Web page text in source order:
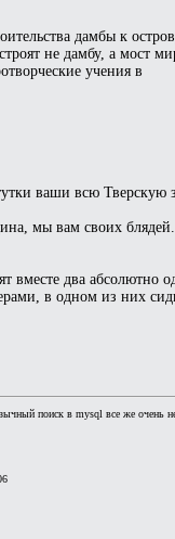
дамбы к
не дамбу, а мост
учения в
ваши всю Тверскую
мы вам своих блядей.
вместе два абсолютно
в одном из них
поиск в mysql все же очень